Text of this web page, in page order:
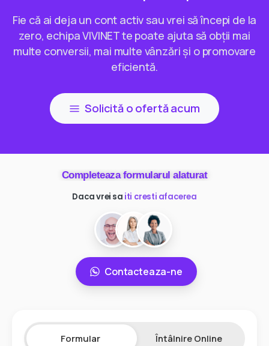
Fie că ai deja un cont activ sau vrei să începi de la
zero, echipa VIVINET te poate ajuta să obții mai
multe conversii, mai multe vânzări și o promovare
eficientă.
Solicită o ofertă acum
Completeaza formularul alaturat
Daca vrei sa ai mai multi clienti
Contacteaza-ne
Formular Întâlnire Online